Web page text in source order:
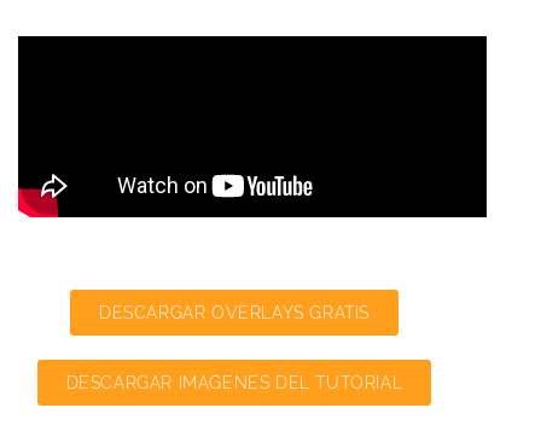
DESCARGAR OVERLAYS GRATIS
DESCARGAR IMAGENES DEL TUTORIAL